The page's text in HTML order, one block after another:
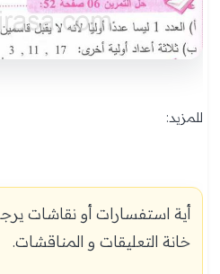
للمزيد:
أية استفسارات أو نقاشات
خانة التعليقات و المناقشات.